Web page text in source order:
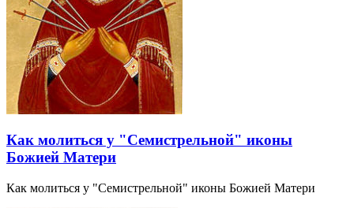
Как молиться у "Семистрельной" иконы
Божией Матери
Как молиться у "Семистрельной" иконы Божией Матери